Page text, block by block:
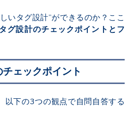
いタグ設計”ができるのか？ここ
タグ設計のチェックポイントとフ
ェックポイント
以下の3つの観点で自問自答する